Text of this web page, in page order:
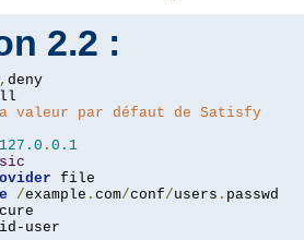
2.2 :
,
valeur par défaut de Satisfy
127.0 . 0.1
/example . com/conf/users .
user